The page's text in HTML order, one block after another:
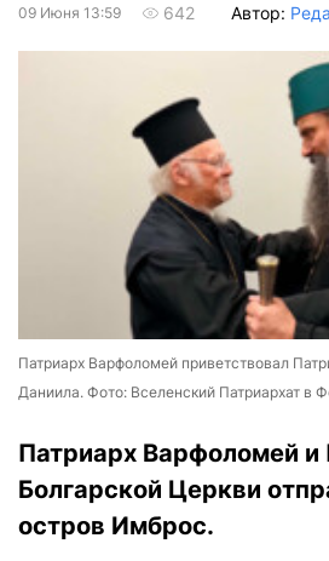
09 Июня 13:59 642 Автор:
Патриарх Варфоломей приветствовал
Даниила. Фото: Вселенский Патриархат в
Патриарх Варфоломей и
Болгарской Церкви
остров Имброс.